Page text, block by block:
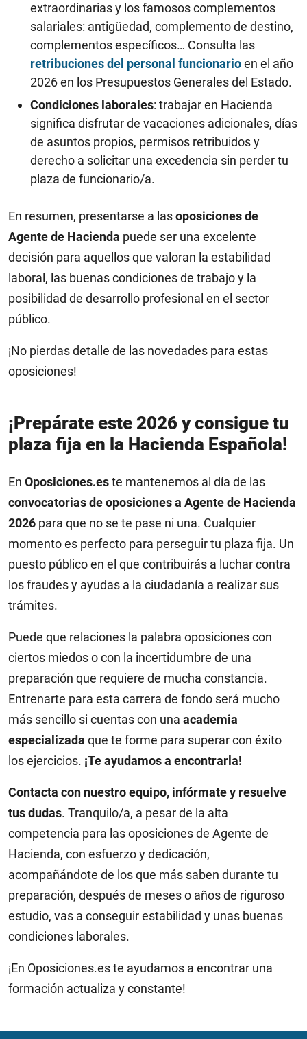
extraordinarias y los famosos complementos
salariales: antigüedad, complemento de destino,
complementos específicos… Consulta las
retribuciones del personal funcionarioen el año
2026 en los Presupuestos Generales del Estado.
Condiciones laborales: trabajar en Hacienda
significa disfrutar de vacaciones adicionales, días
de asuntos propios, permisos retribuidos y
derecho a solicitar una excedencia sin perder tu
plaza de funcionario/a.
En resumen, presentarse a lasoposiciones de
Agente de Hacienda puede ser una excelente
decisión para aquellos que valoran la estabilidad
laboral, las buenas condiciones de trabajo y la
posibilidad de desarrollo profesional en el sector
público.
¡No pierdas detalle de las novedades para estas
oposiciones!
¡Prepárate este 2026 y consigue tu
plaza fija en la Hacienda Española!
En Oposiciones.este mantenemos al día de las
convocatorias de oposiciones a Agente de Hacienda
2026 para que no se te pase ni una. Cualquier
momento es perfecto para perseguir tu plaza fija. Un
puesto público en el que contribuirás a luchar contra
los fraudes y ayudas a la ciudadanía a realizar sus
trámites.
Puede que relaciones la palabra oposiciones con
ciertos miedos o con la incertidumbre de una
preparación que requiere de mucha constancia.
Entrenarte para esta carrera de fondo será mucho
más sencillo si cuentas con una academia
especializada que te forme para superar con éxito
los ejercicios. ¡Te ayudamos a encontrarla!
Contacta con nuestro equipo, infórmate y resuelve
tus dudas. Tranquilo/a, a pesar de la alta
competencia para las oposiciones de Agente de
Hacienda, con esfuerzo y dedicación,
acompañándote de los que más saben durante tu
preparación, después de meses o años de riguroso
estudio, vas a conseguir estabilidad y unas buenas
condiciones laborales.
¡En Oposiciones.es te ayudamos a encontrar una
formación actualiza y constante!